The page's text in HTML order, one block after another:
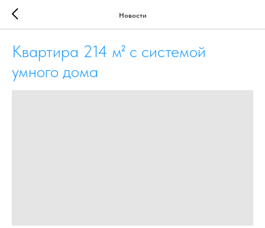
Новости
Квартира 214 м² с системой
умного дома